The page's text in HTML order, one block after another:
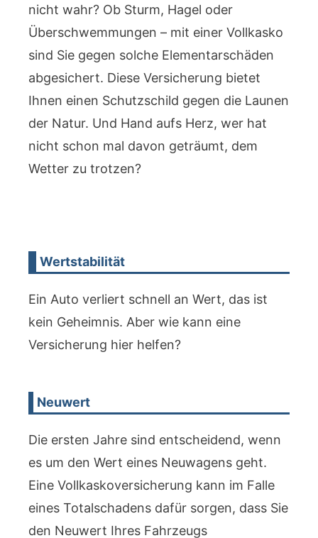
nicht wahr? Ob Sturm, Hagel oder
Überschwemmungen – mit einer Vollkasko
sind Sie gegen solche Elementarschäden
abgesichert. Diese Versicherung bietet
Ihnen einen Schutzschild gegen die Launen
der Natur. Und Hand aufs Herz, wer hat
nicht schon mal davon geträumt, dem
Wetter zu trotzen?
Wertstabilität
Ein Auto verliert schnell an Wert, das ist
kein Geheimnis. Aber wie kann eine
Versicherung hier helfen?
Neuwert
Die ersten Jahre sind entscheidend, wenn
es um den Wert eines Neuwagens geht.
Eine Vollkaskoversicherung kann im Falle
eines Totalschadens dafür sorgen, dass Sie
den Neuwert Ihres Fahrzeugs